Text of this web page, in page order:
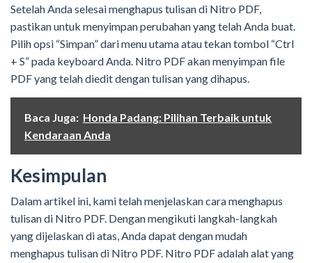
Setelah Anda selesai menghapus tulisan di Nitro PDF,
pastikan untuk menyimpan perubahan yang telah Anda buat.
Pilih opsi “Simpan” dari menu utama atau tekan tombol “Ctrl
+ S” pada keyboard Anda. Nitro PDF akan menyimpan file
PDF yang telah diedit dengan tulisan yang dihapus.
Baca Juga: Honda Padang: Pilihan Terbaik untuk
Kendaraan Anda
Kesimpulan
Dalam artikel ini, kami telah menjelaskan cara menghapus
tulisan di Nitro PDF. Dengan mengikuti langkah-langkah
yang dijelaskan di atas, Anda dapat dengan mudah
menghapus tulisan di Nitro PDF. Nitro PDF adalah alat yang